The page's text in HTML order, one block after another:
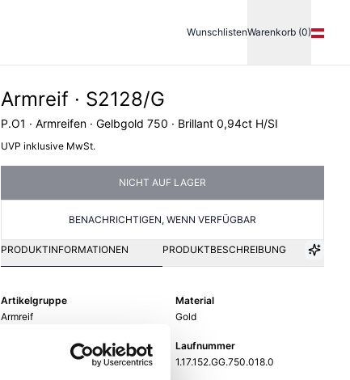
WunschlistenWarenkorb (0)
Armreif · S2128/G
P.O1 · Armreifen · Gelbgold 750 · Brillant 0,94ct H/SI
UVP inklusive MwSt.
NICHT AUF LAGER
BENACHRICHTIGEN, WENN VERFÜGBAR
PRODUKTINFORMATIONEN PRODUKTBESCHREIBUNG
Artikelgruppe
Armreif
Material
Gold
Laufnummer
1.17.152.GG.750.018.0